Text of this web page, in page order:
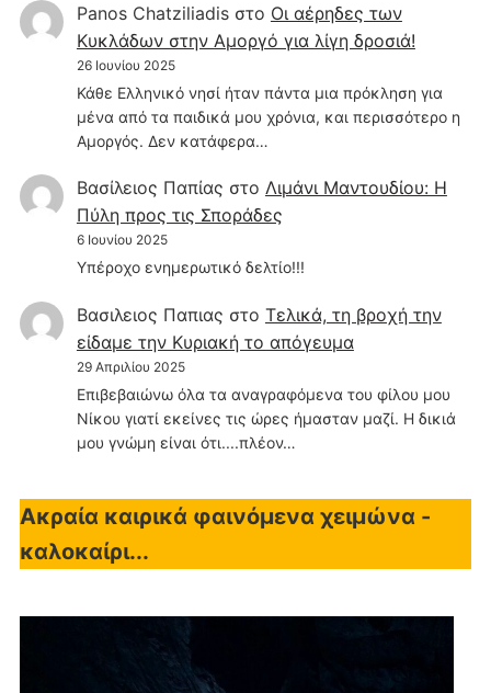
Panos Chatziliadisστο Οι αέρηδες των
Κυκλάδων στην Αμοργό για λίγη δροσιά!
26 Ιουνίου 2025
Κάθε Ελληνικό νησί ήταν πάντα μια πρόκληση για
μένα από τα παιδικά μου χρόνια, και περισσότερο η
Αμοργός. Δεν κατάφερα…
Βασίλειος Παπίας στο Λιμάνι Μαντουδίου: Η
Πύλη προς τις Σποράδες
6 Ιουνίου 2025
Υπέροχο ενημερωτικό δελτίο!!!
Βασιλειος Παπιας στο Τελικά, τη βροχή την
είδαμε την Κυριακή το απόγευμα
29 Απριλίου 2025
Επιβεβαιώνω όλα τα αναγραφόμενα του φίλου μου
Νίκου γιατί εκείνες τις ώρες ήμασταν μαζί. Η δικιά
μου γνώμη είναι ότι....πλέον…
Ακραία καιρικά φαινόμενα χειμώνα -
καλοκαίρι...